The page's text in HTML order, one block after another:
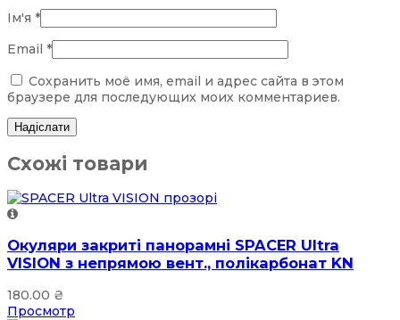
Ім'я *
Email *
Сохранить моё имя, email и адрес сайта в этом
браузере для последующих моих комментариев.
Схожі товари
Окуляри закриті панорамні SPACER Ultra
VISION з непрямою вент., полікарбонат KN
180.00 ₴
Просмотр